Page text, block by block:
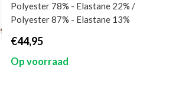
Polyester 78% - Elastane 22% /
Polyester 87% - Elastane 13%
€44,95
Op voorraad